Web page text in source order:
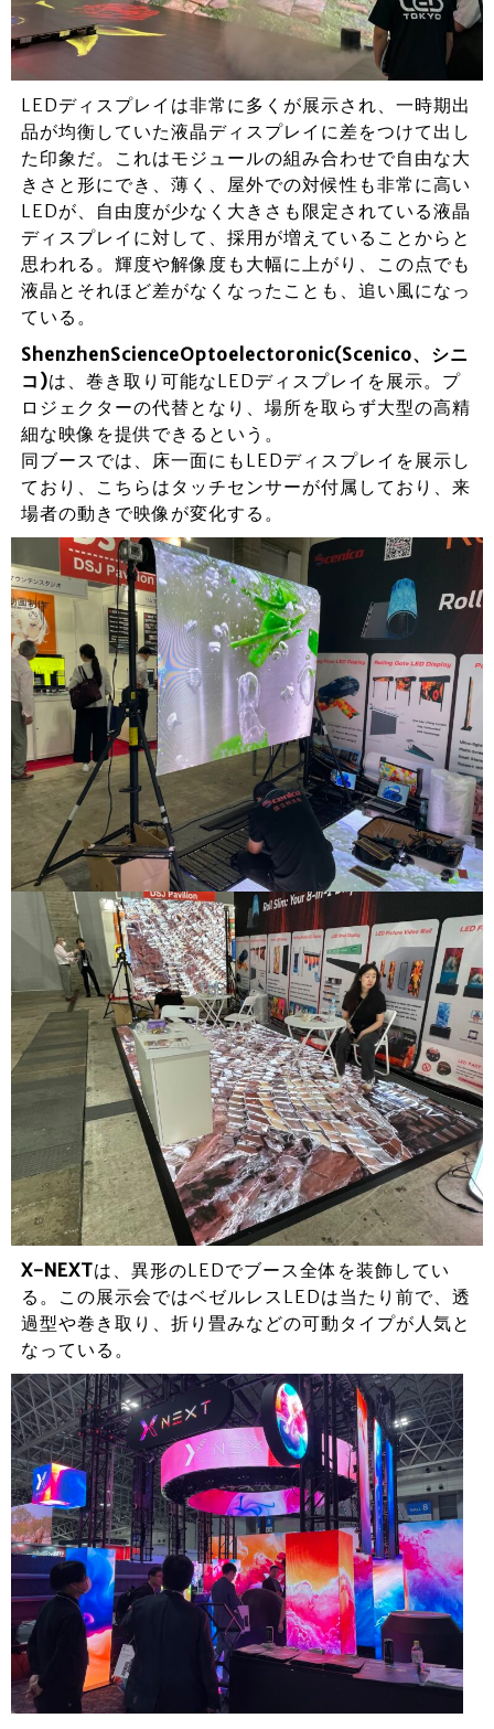
LEDディスプレイは非常に多くが展示され、一時期出
品が均衡していた液晶ディスプレイに差をつけて出し
た印象だ。これはモジュールの組み合わせで自由な大
きさと形にでき、薄く、屋外での対候性も非常に高い
LEDが、自由度が少なく大きさも限定されている液晶
ディスプレイに対して、採用が増えていることからと
思われる。輝度や解像度も大幅に上がり、この点でも
液晶とそれほど差がなくなったことも、追い風になっ
ている。
ShenzhenScienceOptoelectoronic(Scenico、シニ
コ)は、巻き取り可能なLEDディスプレイを展示。プ
ロジェクターの代替となり、場所を取らず大型の高精
細な映像を提供できるという。
同ブースでは、床一面にもLEDディスプレイを展示し
ており、こちらはタッチセンサーが付属しており、来
場者の動きで映像が変化する。
X-NEXTは、異形のLEDでブース全体を装飾してい
る。この展示会ではベゼルレスLEDは当たり前で、透
過型や巻き取り、折り畳みなどの可動タイプが人気と
なっている。